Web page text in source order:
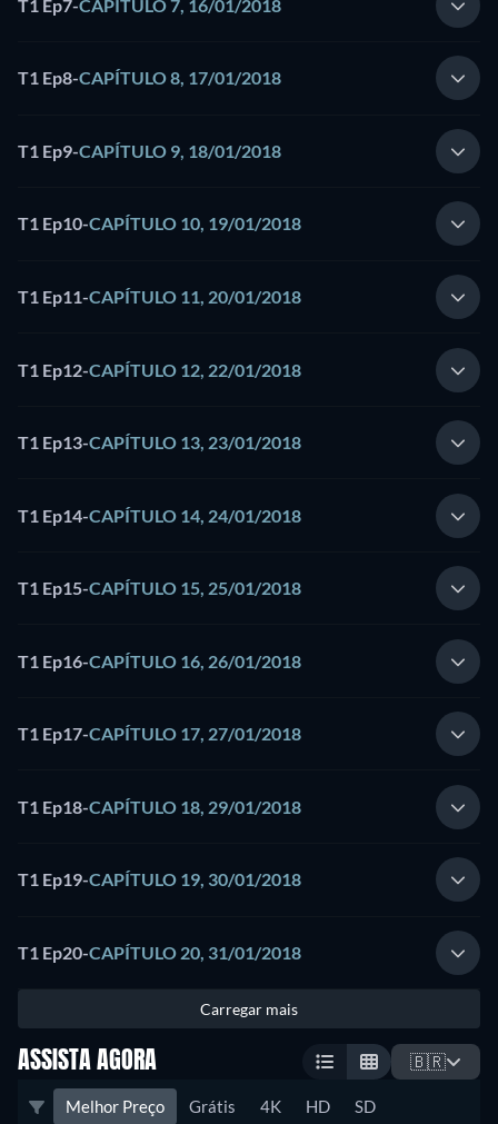
T1 Ep7-CAPÍTULO 7, 16/01/2018
T1 Ep8-CAPÍTULO 8, 17/01/2018
T1 Ep9-CAPÍTULO 9, 18/01/2018
T1 Ep10-CAPÍTULO 10, 19/01/2018
T1 Ep11-CAPÍTULO 11, 20/01/2018
T1 Ep12-CAPÍTULO 12, 22/01/2018
T1 Ep13-CAPÍTULO 13, 23/01/2018
T1 Ep14-CAPÍTULO 14, 24/01/2018
T1 Ep15-CAPÍTULO 15, 25/01/2018
T1 Ep16-CAPÍTULO 16, 26/01/2018
T1 Ep17-CAPÍTULO 17, 27/01/2018
T1 Ep18-CAPÍTULO 18, 29/01/2018
T1 Ep19-CAPÍTULO 19, 30/01/2018
T1 Ep20-CAPÍTULO 20, 31/01/2018
Carregar mais
ASSISTA AGORA 🇧🇷
Melhor Preço Grátis 4K HD SD